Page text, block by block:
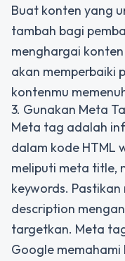
Buat konten yang
tambah bagi
menghargai
akan memperbaiki
kontenmu
3. Gunakan Meta
Meta tag adalah
dalam kode HTML
meliputi meta title,
keywords.
description
targetkan. Meta
Google